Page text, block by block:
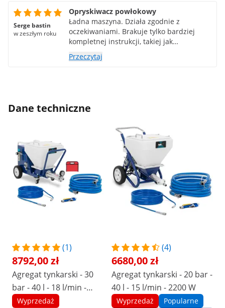
Serge bastin
w zeszłym roku
Opryskiwacz powłokowy
Ładna maszyna. Działa zgodnie z
oczekiwaniami. Brakuje tylko bardziej
kompletnej instrukcji, takiej jak
czyszczenie. Zalecane.
Przeczytaj
Dane techniczne
(1)
8792,00 zł
Agregat tynkarski - 30
bar - 40 l - 18 l/min -
2800 W
Wyprzedaż
(4)
6680,00 zł
Agregat tynkarski - 20 bar -
40 l - 15 l/min - 2200 W
Wyprzedaż Popularne